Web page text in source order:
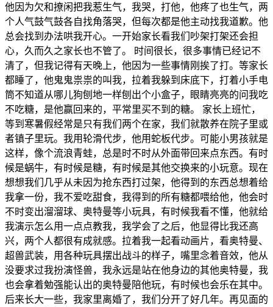
他因为欠和撩闲把我惹生气，我哭，打他，他疼了也生气，两
个人气鼓气鼓各自找角落哭，但每次都是他主动找我道歉。他
总会找到办法哄我开心。一开始家长看我们吵架打架还会担
心，久而久之家长也不管了。 时间很长，很多事情已经记不
清了，但我记得有天晚上，他因为一些事情刚挨了打。等家长
都睡了，他鬼鬼祟祟的叫我，拉着我躲到床底下，打着小手电
筒不知道从哪儿狗刨地一样刨出个小盒子，眼睛亮亮的问我吃
不吃糖，是他赢回来的，平常里买不到的糖。 家长上班忙，
等到寒暑假经常是只有我们两个在家，我们就散养在院子里或
者镇子里玩。我用轮滑代步，他用蛇板代步。可能小男孩就是
这样，像个流浪青蛙，总是时不时从外面带回来点东西。有时
候是蜗牛，有时候是糖，有时候是其他交换来的小玩意。现在
想想我们几乎从未因为抢东西打过架，他得到的东西总想着给
我拿一份，我不爱吃甜食，我得到的所有糖都喂给他，他会时
不时变出溜溜球、奥特曼等小玩具，有时候我看不懂，他就给
我演示怎么用一点点教我，我学会了之后，他显得比我还高
兴，两个人都很有成就感。拉着我一起看动画片，看奥特曼、
超兽武装，用各种玩具摆出战斗的样子，嘴里念着音效，他从
没要求过我扮演怪兽，我永远是站在他身边的其他奥特曼，我
也会拿着勉强能认出的奥特曼陪他玩，有时候也会乐在其中。
后来长大一些，我家里离婚了，我们分开了好几年。再见面的